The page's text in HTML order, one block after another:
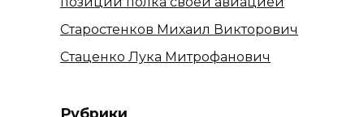
Старостенков Михаил Викторович
Стаценко Лука Митрофанович
Рубрики